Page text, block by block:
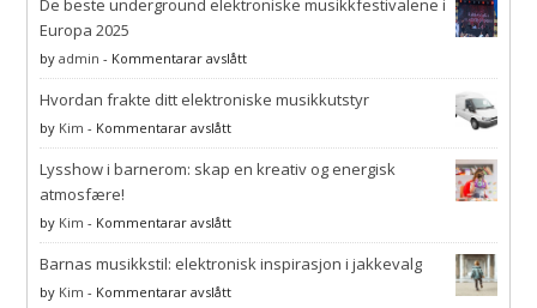
De beste underground elektroniske musikkfestivalene i
Europa 2025
byadmin - Kommentarar avslåttpå
De
beste
musikkfestivalene
Hvordan frakte ditt elektroniske musikkutstyr
by Kim - Kommentarar avslåttpå
Hvordan
frakte
musikkutstyr
Lysshow i barnerom: skap en kreativ og energisk
atmosfære!
by Kim - Kommentarar avslåttpå
Lysshow
i
Barnas musikkstil: elektronisk inspirasjon i jakkevalg
by Kim - Kommentarar avslåttpå